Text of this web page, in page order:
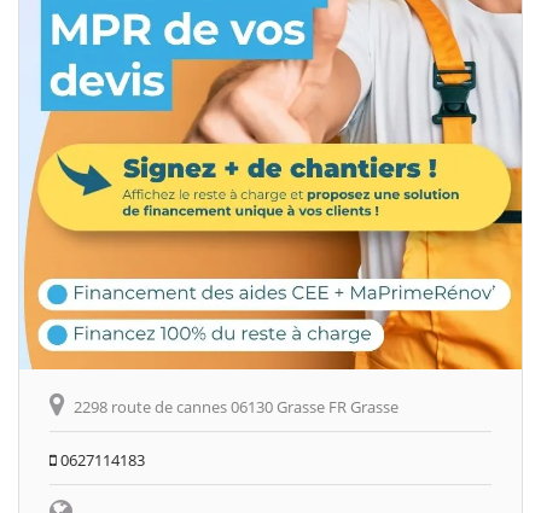
2298 route de cannes 06130 Grasse FR Grasse
0627114183